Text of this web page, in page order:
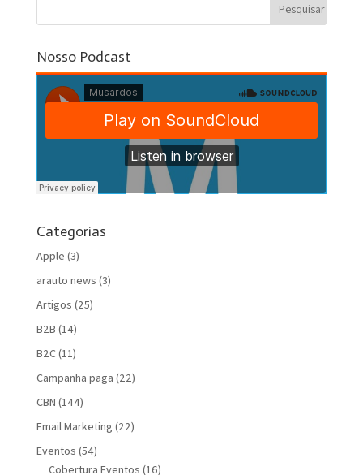
Nosso Podcast
Categorias
Apple (3)
arauto news (3)
Artigos (25)
B2B (14)
B2C(11)
Campanha paga (22)
CBN (144)
Email Marketing (22)
Eventos (54)
Cobertura Eventos (16)